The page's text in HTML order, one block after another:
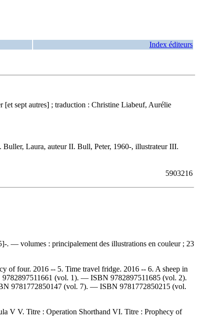
Index éditeurs
sept autres] ; traduction : Christine Liabeuf, Aurélie
Buller, Laura, auteur II. Bull, Peter, 1960-, illustrateur III.
5903216
. — volumes : principalement des illustrations en couleur ; 23
of four. 2016 -- 5. Time travel fridge. 2016 -- 6. A sheep in
9782897511661 (vol. 1). — ISBN 9782897511685 (vol. 2).
9781772850147 (vol. 7). — ISBN 9781772850215 (vol.
V V. Titre : Operation Shorthand VI. Titre : Prophecy of